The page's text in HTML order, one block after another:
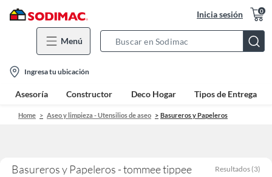
Inicia sesión 0
Menú
Bar
location-
icon
Ingresa tu ubicación
Asesoría Constructor Deco Hogar Tipos de Entrega
Home Aseo y limpieza - Utensilios de aseo Basureros y Papeleros
Basureros y Papeleros - tommee tippee Resultados (3)